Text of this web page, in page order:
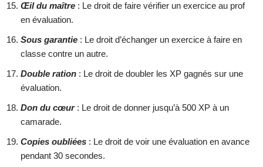
Œil du maître : Le droit de faire vérifier un exercice au prof
en évaluation.
Sous garantie : Le droit d’échanger un exercice à faire en
classe contre un autre.
Double ration : Le droit de doubler les XP gagnés sur une
évaluation.
Don du cœur : Le droit de donner jusqu’à 500 XP à un
camarade.
Copies oubliées : Le droit de voir une évaluation en avance
pendant 30 secondes.